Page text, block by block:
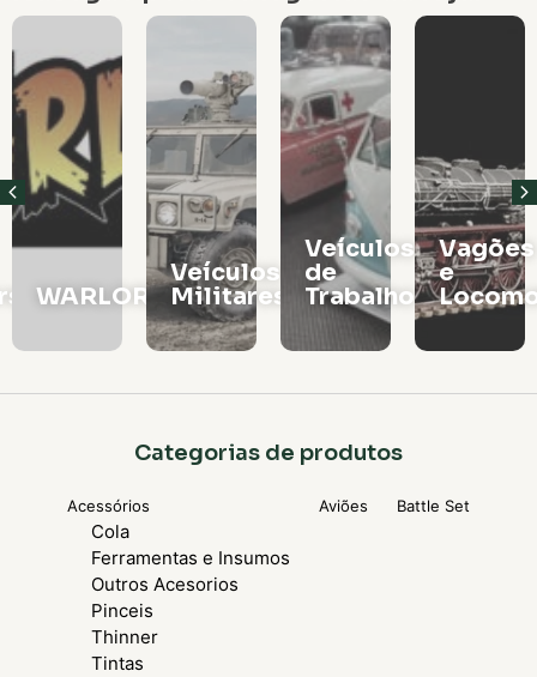
WARLORD
Veículos
Militares
Veículos
de
Trabalho
Vagões
e
Categorias de produtos
Acessórios
Cola
Ferramentas e Insumos
Outros Acesorios
Pinceis
Thinner
Tintas
Aviões Battle Set